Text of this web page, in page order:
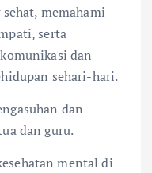
memahami
serta
dan
sehari-hari.
dan
dan guru.
mental di